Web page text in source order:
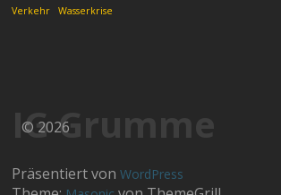
Verkehr Wasserkrise
IG Grumme
© 2026
Präsentiert vonWordPress